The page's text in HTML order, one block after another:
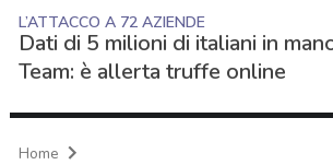
L’ATTACCO A 72 AZIENDE
Dati di 5 milioni di italiani in
Team: è allerta truffe online
Home